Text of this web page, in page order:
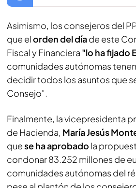
Asimismo, los consejeros del
que elorden del díade este
Fiscal y Financiera "lo ha fijado
comunidades autónomas
decidir todos los asuntos que
Consejo".
Finalmente, la vicepresidenta
de Hacienda, María Jesús
quese ha aprobado la
condonar 83.252 millones de
comunidades autónomas del